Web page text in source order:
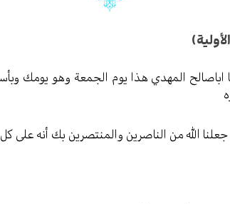
اباصالح المهدي هذا يوم الجمعة وهو يومك
الله من الناصرين والمنتصرين بك أنه على